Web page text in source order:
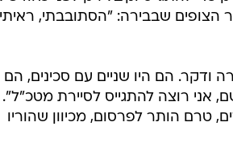
הצופים שבבירה: "הסתובבתי, ראיתי
ודקר. הם היו שניים עם סכינים, הם
אני רוצה להתגייס לסיירת
טרם הותר לפרסום, מכיוון שהוריו